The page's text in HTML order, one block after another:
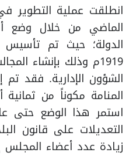
انطلقت عملية التطوير
الماضي من خلال وضع
الدولة؛ حيث تم تأسيس
1919م وذلك بإنشاء
الشؤون الإدارية. فقد
المنامة مكوناً من
التعديلات على قانون
زيادة عدد أعضاء